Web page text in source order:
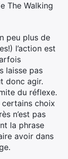
The Walking
peu plus de
l’action est
laisse pas
donc agir.
du réflexe.
certains choix
n’est pas
la phrase
avoir dans